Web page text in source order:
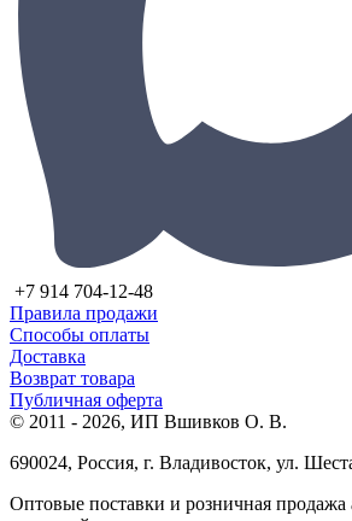
+7 914 704-12-48
Правила продажи
Способы оплаты
Доставка
Возврат товара
Публичная оферта
© 2011 - 2026, ИП Вшивков О. В.
690024, Россия, г. Владивосток, ул.
Оптовые поставки и розничная